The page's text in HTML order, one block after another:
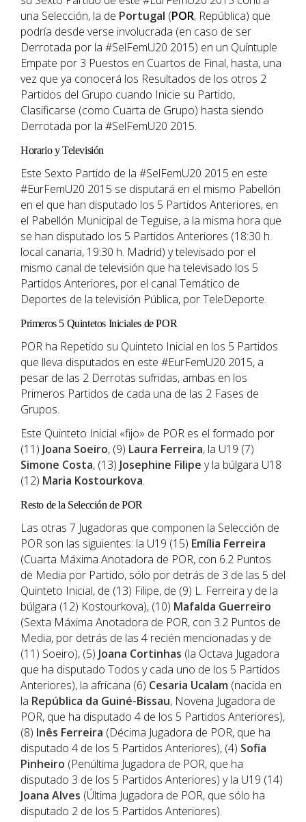
una Selección, la de Portugal (POR, República) que
podría desde verse involucrada (en caso de ser
Derrotada por la #SelFemU20 2015) en un Quíntuple
Empate por 3 Puestos en Cuartos de Final, hasta, una
vez que ya conocerá los Resultados de los otros 2
Partidos del Grupo cuando Inicie su Partido,
Clasificarse (como Cuarta de Grupo) hasta siendo
Derrotada por la #SelFemU20 2015.
Horario y Televisión
Este Sexto Partido de la #SelFemU20 2015 en este
#EurFemU20 2015 se disputará en el mismo Pabellón
en el que han disputado los 5 Partidos Anteriores, en
el Pabellón Municipal de Teguise, a la misma hora que
se han disputado los 5 Partidos Anteriores (18:30 h.
local canaria, 19:30 h. Madrid) y televisado por el
mismo canal de televisión que ha televisado los 5
Partidos Anteriores, por el canal Temático de
Deportes de la televisión Pública, por TeleDeporte.
Primeros 5 Quintetos Iniciales de POR
POR ha Repetido su Quinteto Inicial en los 5 Partidos
que lleva disputados en este #EurFemU20 2015, a
pesar de las 2 Derrotas sufridas, ambas en los
Primeros Partidos de cada una de las 2 Fases de
Grupos.
Este Quinteto Inicial «fijo» de POR es el formado por
(11) Joana Soeiro, (9) Laura Ferreira, la U19 (7)
Simone Costa, (13) Josephine Filipe y la búlgara U18
(12) Maria Kostourkova.
Resto de la Selección de POR
Las otras 7 Jugadoras que componen la Selección de
POR son las siguientes: la U19 (15) Emília Ferreira
(Cuarta Máxima Anotadora de POR, con 6.2 Puntos
de Media por Partido, sólo por detrás de 3 de las 5 del
Quinteto Inicial, de (13) Filipe, de (9) L. Ferreira y de la
búlgara (12) Kostourkova), (10) Mafalda Guerreiro
(Sexta Máxima Anotadora de POR, con 3.2 Puntos de
Media, por detrás de las 4 recién mencionadas y de
(11) Soeiro), (5) Joana Cortinhas (la Octava Jugadora
que ha disputado Todos y cada uno de los 5 Partidos
Anteriores), la africana (6) Cesaria Ucalam (nacida en
la República da Guiné-Bissau, Novena Jugadora de
POR, que ha disputado 4 de los 5 Partidos Anteriores),
(8) Inês Ferreira (Décima Jugadora de POR, que ha
disputado 4 de los 5 Partidos Anteriores), (4) Sofia
Pinheiro (Penúltima Jugadora de POR, que ha
disputado 3 de los 5 Partidos Anteriores) y la U19 (14)
Joana Alves (Última Jugadora de POR, que sólo ha
disputado 2 de los 5 Partidos Anteriores).